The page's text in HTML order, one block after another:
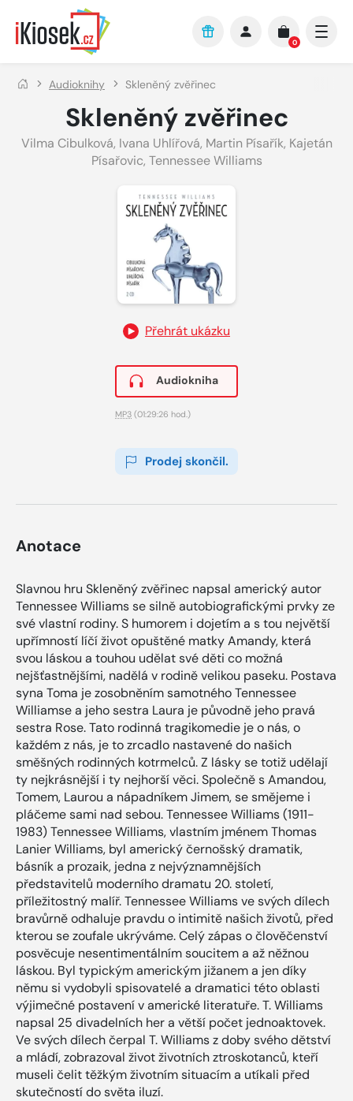
Přejít na hlavní obsah
0
Audioknihy Skleněný zvěřinec
Skleněný zvěřinec
Vilma Cibulková, Ivana Uhlířová, Martin Písařík, Kajetán
Písařovic, Tennessee Williams
Přehrát ukázku
Audiokniha
MP3 (01:29:26 hod.)
Prodej skončil.
Anotace
Slavnou hru Skleněný zvěřinec napsal americký autor
Tennessee Williams se silně autobiografickými prvky ze
své vlastní rodiny. S humorem i dojetím a s tou největší
upřímností líčí život opuštěné matky Amandy, která
svou láskou a touhou udělat své děti co možná
nejšťastnějšími, nadělá v rodině velikou paseku. Postava
syna Toma je zosobněním samotného Tennessee
Williamse a jeho sestra Laura je původně jeho pravá
sestra Rose. Tato rodinná tragikomedie je o nás, o
každém z nás, je to zrcadlo nastavené do našich
směšných rodinných kotrmelců. Z lásky se totiž udělají
ty nejkrásnější i ty nejhorší věci. Společně s Amandou,
Tomem, Laurou a nápadníkem Jimem, se smějeme i
pláčeme sami nad sebou. Tennessee Williams (1911-
1983) Tennessee Williams, vlastním jménem Thomas
Lanier Williams, byl americký černošský dramatik,
básník a prozaik, jedna z nejvýznamnějších
představitelů moderního dramatu 20. století,
příležitostný malíř. Tennessee Williams ve svých dílech
bravůrně odhaluje pravdu o intimitě našich životů, před
kterou se zoufale ukrýváme. Celý zápas o člověčenství
posvěcuje nesentimentálním soucitem a až něžnou
láskou. Byl typickým americkým jižanem a jen díky
němu si vydobyli spisovatelé a dramatici této oblasti
výjimečné postavení v americké literatuře. T. Williams
napsal 25 divadelních her a větší počet jednoaktovek.
Ve svých dílech čerpal T. Williams z doby svého dětství
a mládí, zobrazoval život životních ztroskotanců, kteří
museli čelit těžkým životním situacím a utíkali před
skutečností do světa iluzí.